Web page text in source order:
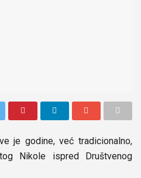
je godine, već tradicionalno,
Nikole ispred Društvenog